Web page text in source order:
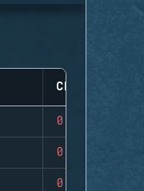
CLUTCHES
0
0
0